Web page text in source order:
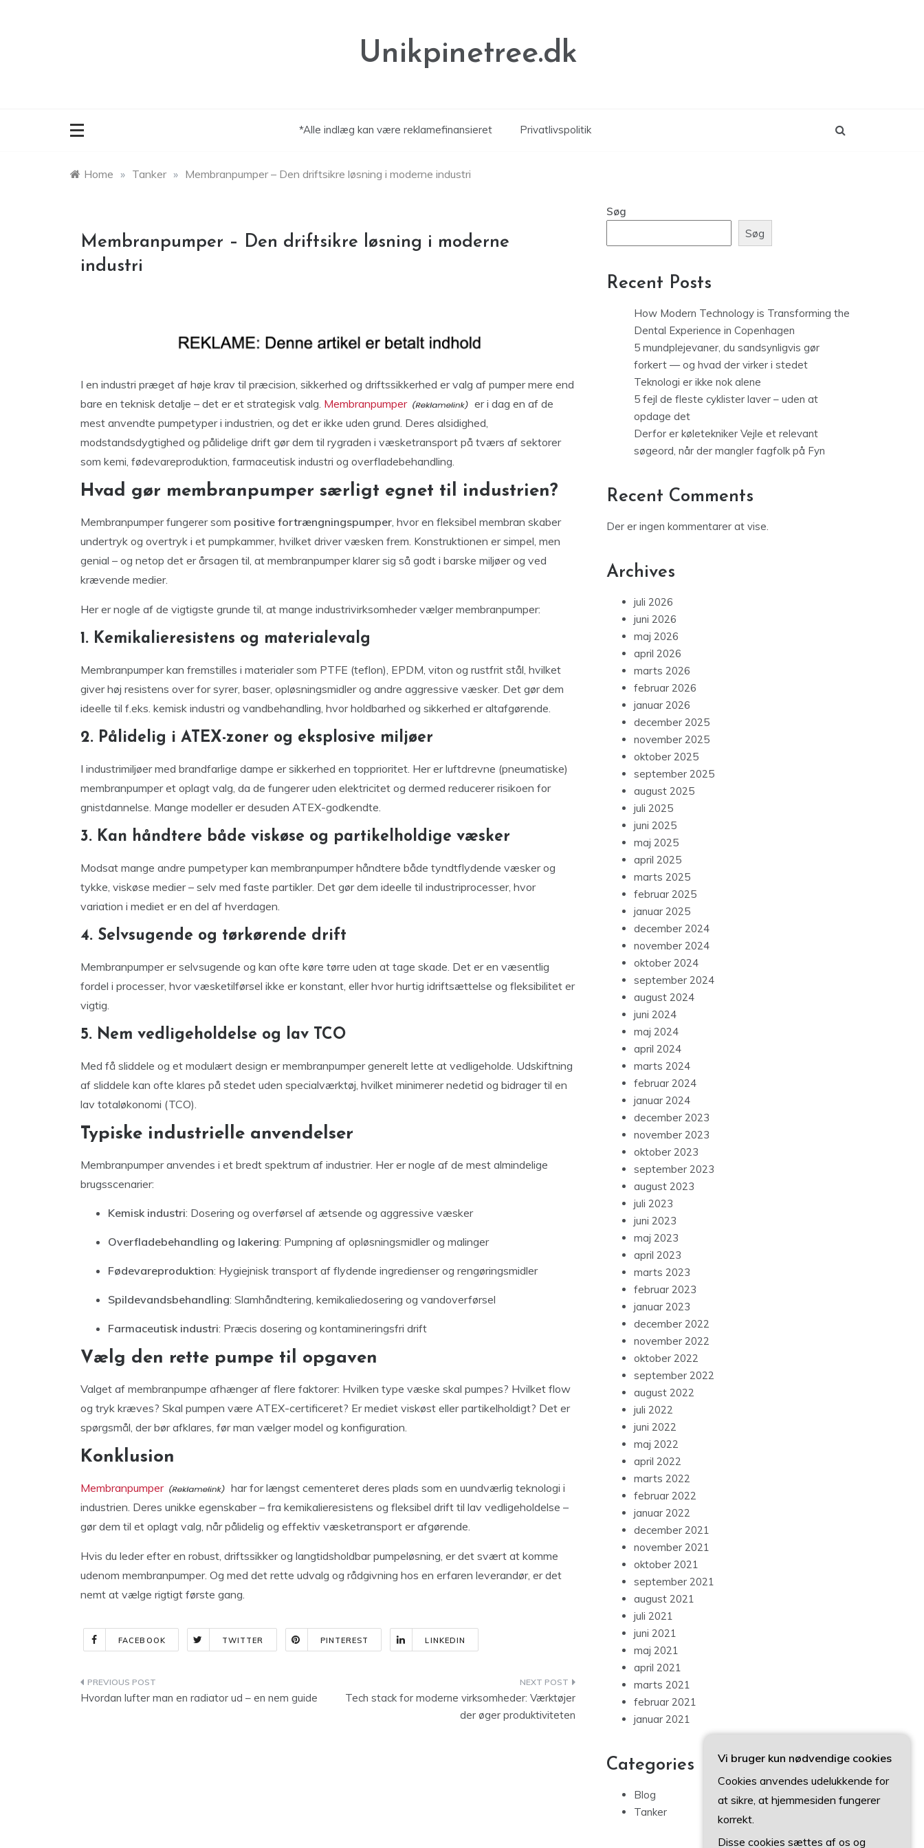
Unikpinetree.dk
*Alle indlæg kan være reklamefinansieret Privatlivspolitik
Home » Tanker » Membranpumper – Den driftsikre løsning i moderne industri
Membranpumper – Den driftsikre løsning i moderne
industri
I en industri præget af høje krav til præcision, sikkerhed og driftssikkerhed er valg af pumper mere end
bare en teknisk detalje – det er et strategisk valg. Membranpumper
er i dag en af de
mest anvendte pumpetyper i industrien, og det er ikke uden grund. Deres alsidighed,
modstandsdygtighed og pålidelige drift gør dem til rygraden i væsketransport på tværs af sektorer
som kemi, fødevareproduktion, farmaceutisk industri og overfladebehandling.
Hvad gør membranpumper særligt egnet til industrien?
Membranpumper fungerer som positive fortrængningspumper, hvor en fleksibel membran skaber
undertryk og overtryk i et pumpkammer, hvilket driver væsken frem. Konstruktionen er simpel, men
genial – og netop det er årsagen til, at membranpumper klarer sig så godt i barske miljøer og ved
krævende medier.
Her er nogle af de vigtigste grunde til, at mange industrivirksomheder vælger membranpumper:
1. Kemikalieresistens og materialevalg
Membranpumper kan fremstilles i materialer som PTFE (teflon), EPDM, viton og rustfrit stål, hvilket
giver høj resistens over for syrer, baser, opløsningsmidler og andre aggressive væsker. Det gør dem
ideelle til f.eks. kemisk industri og vandbehandling, hvor holdbarhed og sikkerhed er altafgørende.
2. Pålidelig i ATEX-zoner og eksplosive miljøer
I industrimiljøer med brandfarlige dampe er sikkerhed en topprioritet. Her er luftdrevne (pneumatiske)
membranpumper et oplagt valg, da de fungerer uden elektricitet og dermed reducerer risikoen for
gnistdannelse. Mange modeller er desuden ATEX-godkendte.
3. Kan håndtere både viskøse og partikelholdige væsker
Modsat mange andre pumpetyper kan membranpumper håndtere både tyndtflydende væsker og
tykke, viskøse medier – selv med faste partikler. Det gør dem ideelle til industriprocesser, hvor
variation i mediet er en del af hverdagen.
4. Selvsugende og tørkørende drift
Membranpumper er selvsugende og kan ofte køre tørre uden at tage skade. Det er en væsentlig
fordel i processer, hvor væsketilførsel ikke er konstant, eller hvor hurtig idriftsættelse og fleksibilitet er
vigtig.
5. Nem vedligeholdelse og lav TCO
Med få sliddele og et modulært design er membranpumper generelt lette at vedligeholde. Udskiftning
af sliddele kan ofte klares på stedet uden specialværktøj, hvilket minimerer nedetid og bidrager til en
lav totaløkonomi (TCO).
Typiske industrielle anvendelser
Membranpumper anvendes i et bredt spektrum af industrier. Her er nogle af de mest almindelige
brugsscenarier:
Kemisk industri: Dosering og overførsel af ætsende og aggressive væsker
Overfladebehandling og lakering: Pumpning af opløsningsmidler og malinger
Fødevareproduktion: Hygiejnisk transport af flydende ingredienser og rengøringsmidler
Spildevandsbehandling: Slamhåndtering, kemikaliedosering og vandoverførsel
Farmaceutisk industri: Præcis dosering og kontamineringsfri drift
Vælg den rette pumpe til opgaven
Valget af membranpumpe afhænger af flere faktorer: Hvilken type væske skal pumpes? Hvilket flow
og tryk kræves? Skal pumpen være ATEX-certificeret? Er mediet viskøst eller partikelholdigt? Det er
spørgsmål, der bør afklares, før man vælger model og konfiguration.
Konklusion
Membranpumper
har for længst cementeret deres plads som en uundværlig teknologi i
industrien. Deres unikke egenskaber – fra kemikalieresistens og fleksibel drift til lav vedligeholdelse –
gør dem til et oplagt valg, når pålidelig og effektiv væsketransport er afgørende.
Hvis du leder efter en robust, driftssikker og langtidsholdbar pumpeløsning, er det svært at komme
udenom membranpumper. Og med det rette udvalg og rådgivning hos en erfaren leverandør, er det
nemt at vælge rigtigt første gang.
FACEBOOK TWITTER PINTEREST LINKEDIN
Indlægsnavigation
Hvordan lufter man en radiator ud – en nem guide
Tech stack for moderne virksomheder: Værktøjer
der øger produktiviteten
Søg
Søg
Recent Posts
How Modern Technology is Transforming the
Dental Experience in Copenhagen
5 mundplejevaner, du sandsynligvis gør
forkert — og hvad der virker i stedet
Teknologi er ikke nok alene
5 fejl de fleste cyklister laver – uden at
opdage det
Derfor er køletekniker Vejle et relevant
søgeord, når der mangler fagfolk på Fyn
Recent Comments
Der er ingen kommentarer at vise.
Archives
juli 2026
juni 2026
maj 2026
april 2026
marts 2026
februar 2026
januar 2026
december 2025
november 2025
oktober 2025
september 2025
august 2025
juli 2025
juni 2025
maj 2025
april 2025
marts 2025
februar 2025
januar 2025
december 2024
november 2024
oktober 2024
september 2024
august 2024
juni 2024
maj 2024
april 2024
marts 2024
februar 2024
januar 2024
december 2023
november 2023
oktober 2023
september 2023
august 2023
juli 2023
juni 2023
maj 2023
april 2023
marts 2023
februar 2023
januar 2023
december 2022
november 2022
oktober 2022
september 2022
august 2022
juli 2022
juni 2022
maj 2022
april 2022
marts 2022
februar 2022
januar 2022
december 2021
november 2021
oktober 2021
september 2021
august 2021
juli 2021
juni 2021
maj 2021
april 2021
marts 2021
februar 2021
januar 2021
Categories
Blog
Tanker
Vi bruger kun nødvendige cookies
Cookies anvendes udelukkende for
at sikre, at hjemmesiden fungerer
korrekt.
Disse cookies sættes af os og